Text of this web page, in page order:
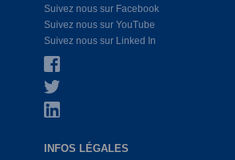
Suivez nous sur Facebook
Suivez nous sur YouTube
Suivez nous sur Linked In
INFOS LÉGALES